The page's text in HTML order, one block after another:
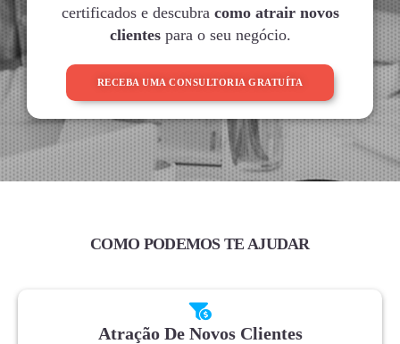
certificados e descubra como atrair novos
clientespara o seu negócio.
RECEBA UMA CONSULTORIA GRATUÍTA
COMO PODEMOS TE AJUDAR
Atração De Novos Clientes